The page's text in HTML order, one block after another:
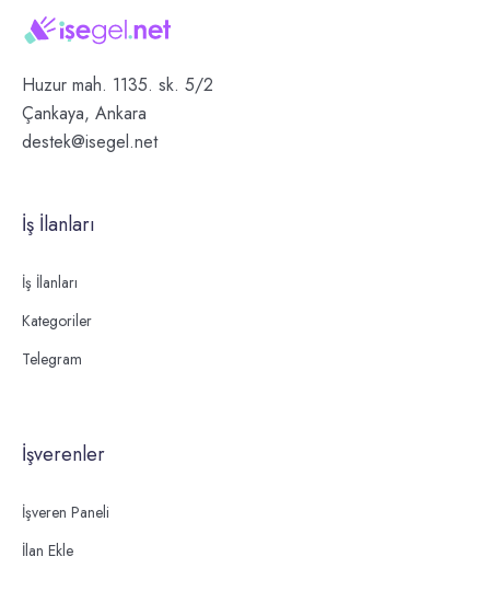
Huzur mah. 1135. sk. 5/2
Çankaya, Ankara
destek@isegel.net
İş İlanları
İş İlanları
Kategoriler
Telegram
İşverenler
İşveren Paneli
İlan Ekle